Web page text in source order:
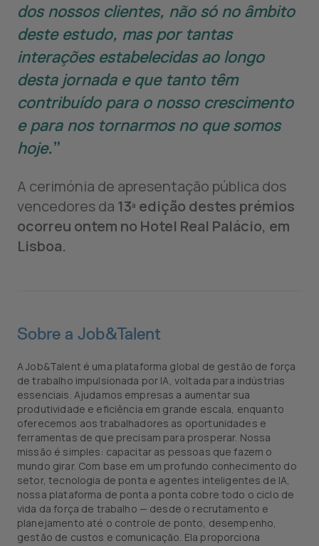
dos nossos clientes, não só no âmbito
deste estudo, mas por tantas
interações estabelecidas ao longo
desta jornada e que tanto têm
contribuído para o nosso crescimento
e para nos tornarmos no que somos
hoje.
A cerimónia de apresentação pública dos
vencedores da 13ª edição destes prémios
ocorreu ontem no Hotel Real Palácio, em
Lisboa.
Sobre a Job&Talent
A Job&Talent é uma plataforma global de gestão de força
de trabalho impulsionada por IA, voltada para indústrias
essenciais. Ajudamos empresas a aumentar sua
produtividade e eficiência em grande escala, enquanto
oferecemos aos trabalhadores as oportunidades e
ferramentas de que precisam para prosperar. Nossa
missão é simples: capacitar as pessoas que fazem o
mundo girar. Com base em um profundo conhecimento do
setor, tecnologia de ponta e agentes inteligentes de IA,
nossa plataforma de ponta a ponta cobre todo o ciclo de
vida da força de trabalho — desde o recrutamento e
planejamento até o controle de ponto, desempenho,
gestão de custos e comunicação. Ela proporciona